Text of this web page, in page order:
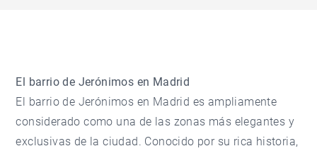
El barrio de Jerónimos en Madrid
El barrio de Jerónimos en Madrid es ampliamente
considerado como una de las zonas más elegantes y
exclusivas de la ciudad. Conocido por su rica historia,